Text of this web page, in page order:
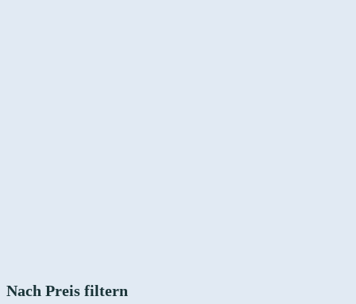
Nach Preis filtern